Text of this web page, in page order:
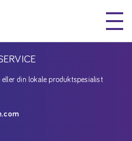
din lokale produktspesialist